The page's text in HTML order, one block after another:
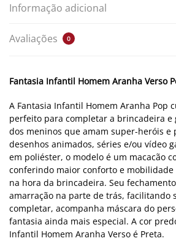
Informação adicional
Avaliações 0
Fantasia Infantil Homem Aranha Verso
A Fantasia Infantil Homem Aranha Pop
perfeito para completar a brincadeira e
dos meninos que amam super-heróis e
desenhos animados, séries e/ou vídeo
em poliéster, o modelo é um macacão
conferindo maior conforto e
na hora da brincadeira. Seu
amarração na parte de trás, facilitando
completar, acompanha máscara do
fantasia ainda mais especial. A cor
Infantil Homem Aranha Verso é Preta.